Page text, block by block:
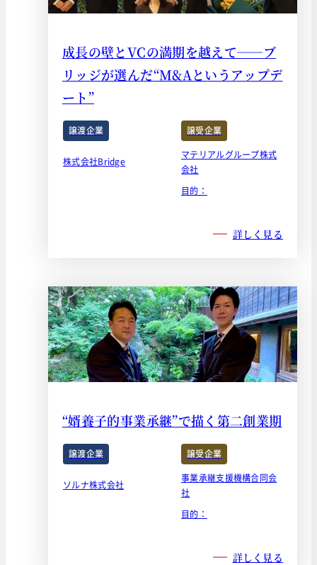
成長の壁とVCの満期を越えて──ブ
リッジが選んだ“M&Aというアップデ
ート”
譲渡企業 譲受企業
株式会社Bridge
マテリアルグループ株式
会社
目的：
詳しく見る
“婿養子的事業承継”で描く第二創業期
譲渡企業 譲受企業
ソルナ株式会社
事業承継支援機構合同会
社
目的：
詳しく見る